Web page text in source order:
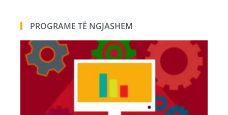
PROGRAME TË NGJASHEM